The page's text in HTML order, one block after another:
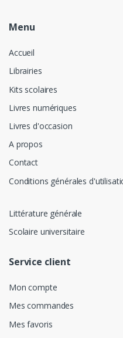
Menu
Accueil
Librairies
Kits scolaires
Livres numériques
Livres d'occasion
A propos
Contact
Conditions générales
Littérature générale
Scolaire universitaire
Service client
Mon compte
Mes commandes
Mes favoris